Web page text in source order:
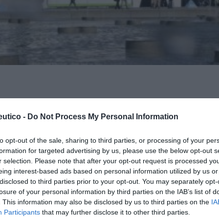
- Do Not Process My Personal Information
opt-out of the sale, sharing to third parties, or processing of your
for targeted advertising by us, please use the below opt-out
selection. Please note that after your opt-out request is processed
interest-based ads based on personal information utilized by us
to third parties prior to your opt-out. You may separately
of your personal information by third parties on the IAB’s list of
This information may also be disclosed by us to third parties on the
Participants that may further disclose it to other third parties.
acoge el recinto ferial de Gran Vía
los tres días más de 220 ponentes de
cita para debatir, mediante las 10
activas programadas, la actualidad y las
en el marco del lema escogido para esta
para mejorar la farmacia desde
lugar la conferencia inaugural titulada
¿Qué puede aportar en la prevención